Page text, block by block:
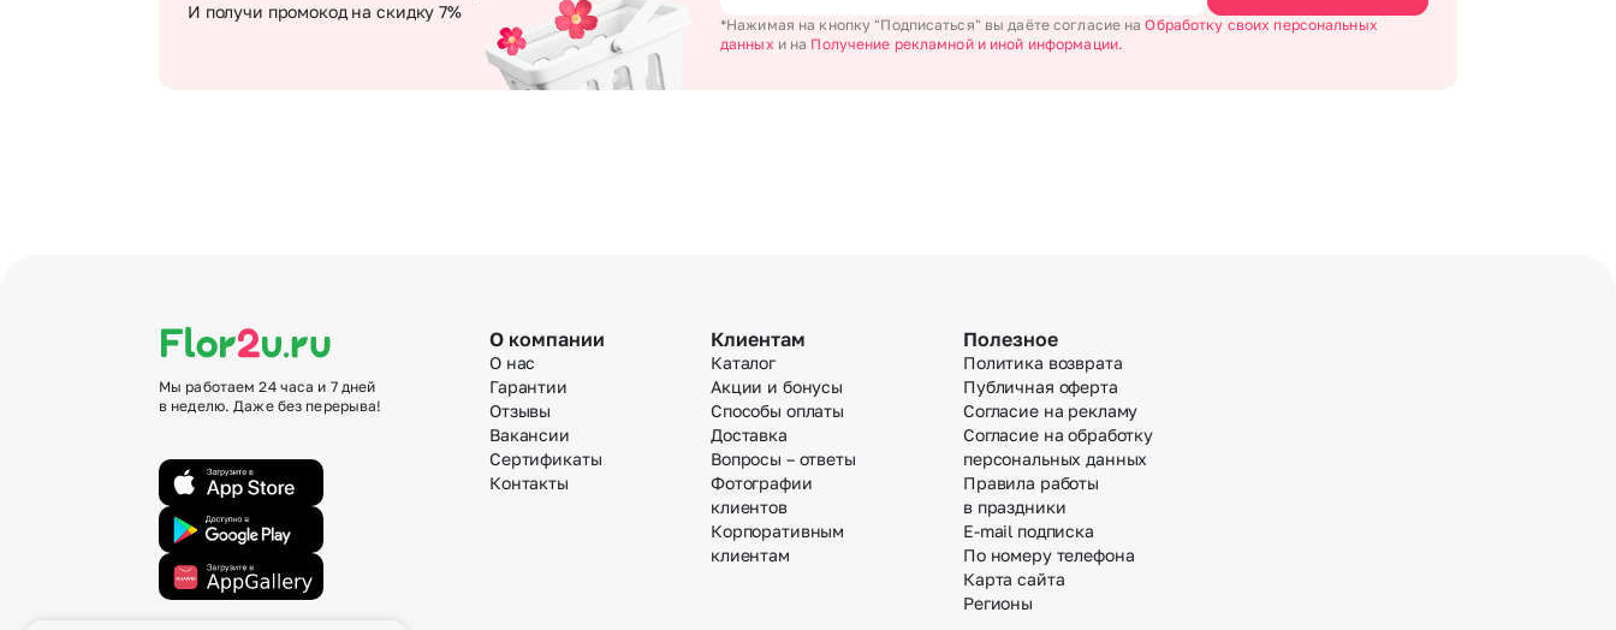
И получи промокод на скидку 7%
*Нажимая на кнопку "Подписаться" вы даёте согласие наОбработку своих персональных
данных и на Получение рекламной и иной информации.
Мы работаем 24 часа и 7 дней
в неделю. Даже без перерыва!
О компании
О нас
Гарантии
Отзывы
Вакансии
Сертификаты
Контакты
Клиентам
Каталог
Акции и бонусы
Способы оплаты
Доставка
Вопросы – ответы
Фотографии
клиентов
Корпоративным
клиентам
Полезное
Политика возврата
Публичная оферта
Согласие на рекламу
Согласие на обработку
персональных данных
Правила работы
в праздники
E-mail подписка
По номеру телефона
Карта сайта
Регионы